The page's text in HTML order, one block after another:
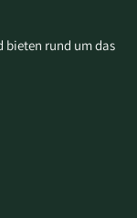
bieten rund um das